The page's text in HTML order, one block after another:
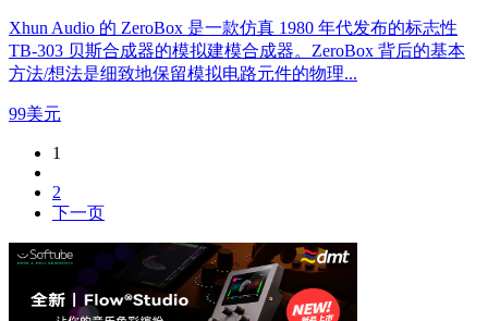
Xhun Audio 的 ZeroBox 是一款仿真 1980 年代发布的标志性
TB-303 贝斯合成器的模拟建模合成器。ZeroBox 背后的基本
方法/想法是细致地保留模拟电路元件的物理...
99美元
1
2
下一页